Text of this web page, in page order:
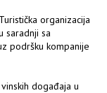
organizacija
saradnji sa
podršku kompanije
događaja u